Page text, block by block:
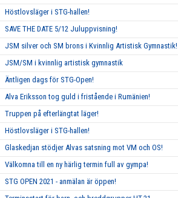
Höstlovsläger i STG-hallen!
SAVE THE DATE 5/12 Juluppvisning!
JSM silver och SM brons i Kvinnlig Artistisk Gymnastik!
JSM/SM i kvinnlig artistisk gymnastik
Äntligen dags för STG-Open!
Alva Eriksson tog guld i fristående i Rumänien!
Truppen på efterlängtat läger!
Höstlovsläger i STG-hallen!
Glaskedjan stödjer Alvas satsning mot VM och OS!
Välkomna till en ny härlig termin full av gympa!
STG OPEN 2021 - anmälan är öppen!